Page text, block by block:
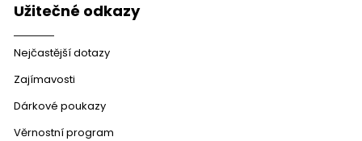
Užitečné odkazy
Nejčastější dotazy
Zajímavosti
Dárkové poukazy
Věrnostní program